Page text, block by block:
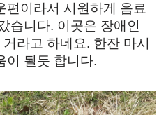
편이라서 시원하게 음료
습니다. 이곳은 장애인
라고 하네요. 한잔 마시
이 될듯 합니다.